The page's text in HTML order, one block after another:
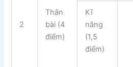
2
Thân
bài (4
điểm)
Kĩ
năng
(1,5
điểm)